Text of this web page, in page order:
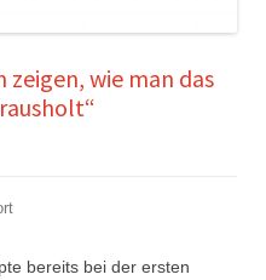
wie man das
bereits bei der ersten